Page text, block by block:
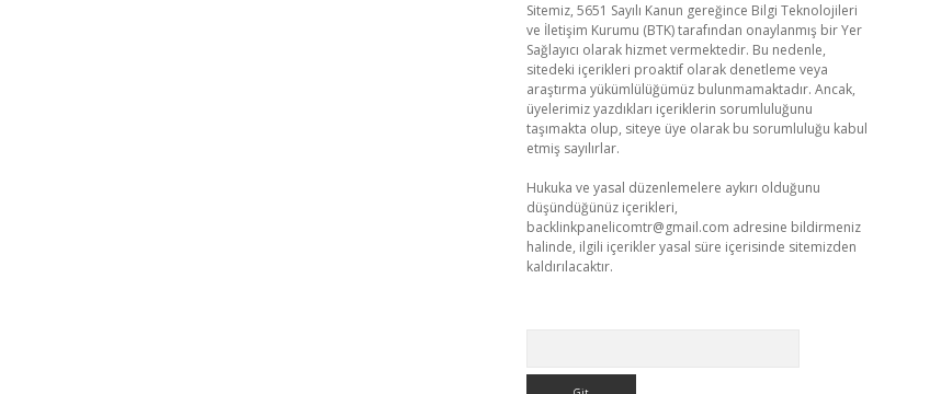
Sitemiz, 5651 Sayılı Kanun gereğince Bilgi Teknolojileri
ve İletişim Kurumu (BTK) tarafından onaylanmış bir Yer
Sağlayıcı olarak hizmet vermektedir. Bu nedenle,
sitedeki içerikleri proaktif olarak denetleme veya
araştırma yükümlülüğümüz bulunmamaktadır. Ancak,
üyelerimiz yazdıkları içeriklerin sorumluluğunu
taşımakta olup, siteye üye olarak bu sorumluluğu kabul
etmiş sayılırlar.
Hukuka ve yasal düzenlemelere aykırı olduğunu
düşündüğünüz içerikleri,
backlinkpanelicomtr@gmail.com adresine bildirmeniz
halinde, ilgili içerikler yasal süre içerisinde sitemizden
kaldırılacaktır.